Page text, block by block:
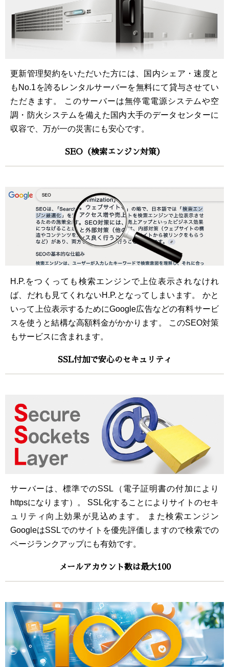
更新管理契約をいただいた方には、国内シェア・速度と
もNo.1を誇るレンタルサーバーを無料にて貸与させてい
ただきます。 このサーバーは無停電電源システムや空
調・防火システムを備えた国内大手のデータセンターに
収容で、万が一の災害にも安心です。
SEO（検索エンジン対策）
H.P.をつくっても検索エンジンで上位表示されなけれ
ば、だれも見てくれないH.P.となってしまいます。 かと
いって上位表示するためにGoogle広告などの有料サービ
スを使うと結構な高額料金がかかります。 このSEO対策
もサービスに含まれます。
SSL付加で安心のセキュリティ
サーバーは、標準でのSSL（電子証明書の付加により
httpsになります）。 SSL化することによりサイトのセキ
ュリティ向上効果が見込めます。 また検索エンジン
GoogleはSSLでのサイトを優先評価しますので検索での
ページランクアップにも有効です。
メールアカウント数は最大100